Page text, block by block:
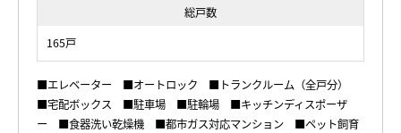
総戸数
165戸
■エレベーター ■オートロック ■トランクルーム（全戸分）
■宅配ボックス ■駐車場 ■駐輪場 ■キッチンディスポーザ
ー ■食器洗い乾燥機 ■都市ガス対応マンション ■ペット飼育